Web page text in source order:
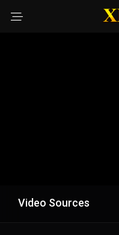
Video Sources